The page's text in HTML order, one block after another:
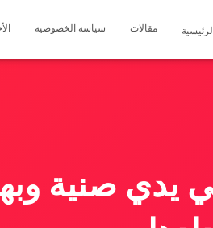
الرئيسية مقالات سياسة الخصوصية
صنية